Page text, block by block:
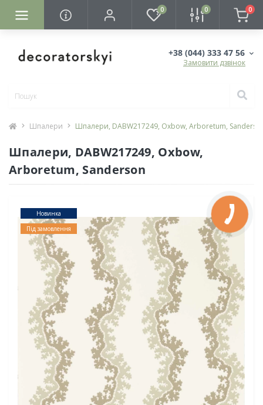
0 0 0
+38 (044) 333 47 56
Замовити дзвінок
Шпалери Шпалери, DABW217249, Oxbow, Arboretum,
Шпалери, DABW217249, Oxbow,
Arboretum, Sanderson
Новинка
Під замовлення